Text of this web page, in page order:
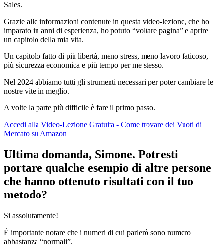
Sales.
Grazie alle informazioni contenute in questa video-lezione, che ho
imparato in anni di esperienza, ho potuto “voltare pagina” e aprire
un capitolo della mia vita.
Un capitolo fatto di più libertà, meno stress, meno lavoro faticoso,
più sicurezza economica e più tempo per me stesso.
Nel 2024 abbiamo tutti gli strumenti necessari per poter cambiare le
nostre vite in meglio.
A volte la parte più difficile è fare il primo passo.
Accedi alla Video-Lezione Gratuita - Come trovare dei Vuoti di
Mercato su Amazon
Ultima domanda, Simone. Potresti
portare qualche esempio di altre persone
che hanno ottenuto risultati con il tuo
metodo?
Si assolutamente!
È importante notare che i numeri di cui parlerò sono numero
abbastanza “normali”.